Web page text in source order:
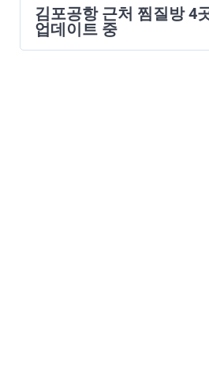
김포공항 근처 찜질방 4
업데이트 중